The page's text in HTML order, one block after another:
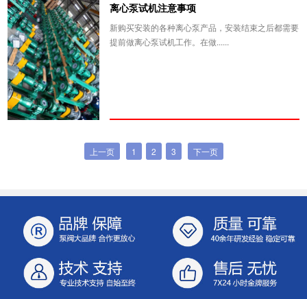
离心泵试机注意事项
新购买安装的各种离心泵产品，安装结束之后都需要
提前做离心泵试机工作。在做......
上一页 1 2 3 下一页